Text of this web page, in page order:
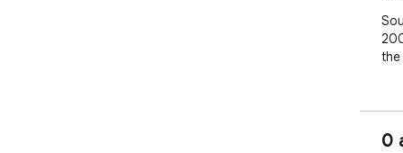
the
0